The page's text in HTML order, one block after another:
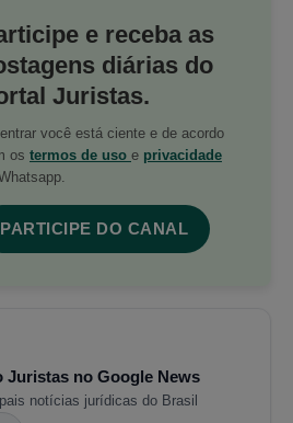
e receba as
diárias do
Juristas.
você está ciente e de acordo
os termos de uso e privacidade
PARTICIPE DO CANAL
Juristas no Google News
notícias jurídicas do Brasil